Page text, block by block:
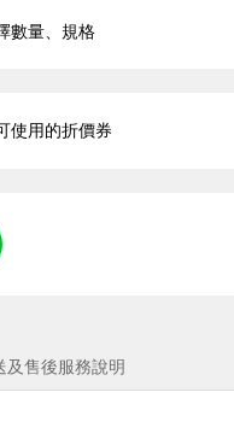
數量、規格
使用的折價券
及售後服務說明